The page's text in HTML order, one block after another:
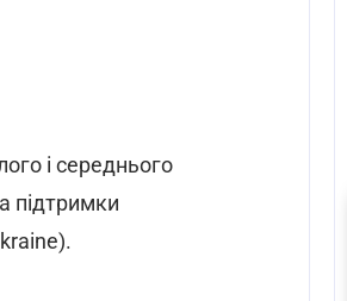
і середнього
підтримки